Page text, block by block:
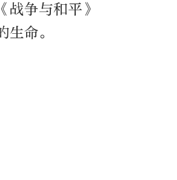
战争与和平》
命。